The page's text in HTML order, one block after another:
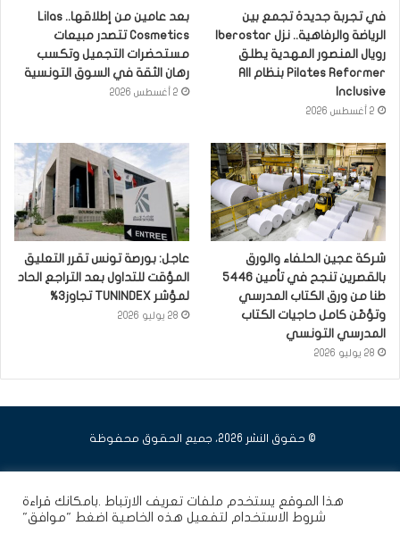
في تجربة جديدة تجمع بين
رويال المنصور المهدية يطلق
Pilates Reformer بنظام All
Inclusive
2 أغسطس 2026
بعد عامين من إطلاقها.. Lilas
Cosmetics تتصدر مبيعات
مستحضرات التجميل وتكسب
رهان الثقة في السوق التونسية
2 أغسطس 2026
شركة عجين الحلفاء والورق
بالقصرين تنجح في تأمين 5446
طنا من ورق الكتاب المدرسي
وتؤمّن كامل حاجيات الكتاب
المدرسي التونسي
28 يوليو 2026
عاجل: بورصة تونس تقرر التعليق
المؤقت للتداول بعد التراجع الحاد
لمؤشر TUNINDEX تجاوز3%
28 يوليو 2026
© حقوق النشر 2026، جميع الحقوق محفوظة
هذا الموقع يستخدم ملفات تعريف الارتباط .بامكانك قراءة
شروط الاستخدام لتفعيل هذه الخاصية اضغط "موافق"